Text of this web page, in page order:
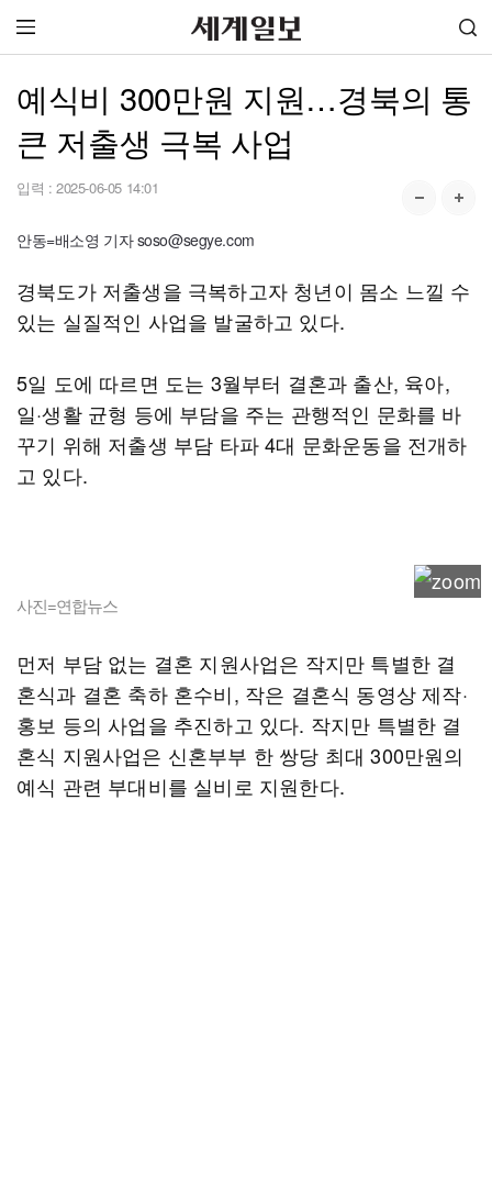
예식비 300만원 지원…경북의 통
큰 저출생 극복 사업
입력 : 2025-06-05 14:01
안동=배소영 기자 soso@segye.com
경북도가 저출생을 극복하고자 청년이 몸소 느낄 수
있는 실질적인 사업을 발굴하고 있다.
5일 도에 따르면 도는 3월부터 결혼과 출산, 육아,
일·생활 균형 등에 부담을 주는 관행적인 문화를 바
꾸기 위해 저출생 부담 타파 4대 문화운동을 전개하
고 있다.
사진=연합뉴스
먼저 부담 없는 결혼 지원사업은 작지만 특별한 결
혼식과 결혼 축하 혼수비, 작은 결혼식 동영상 제작·
홍보 등의 사업을 추진하고 있다. 작지만 특별한 결
혼식 지원사업은 신혼부부 한 쌍당 최대 300만원의
예식 관련 부대비를 실비로 지원한다.